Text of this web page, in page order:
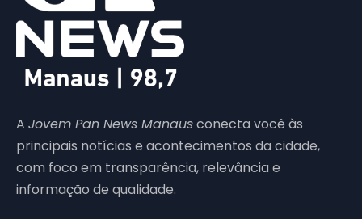
A Jovem Pan News Manausconecta você às
principais notícias e acontecimentos da cidade,
com foco em transparência, relevância e
informação de qualidade.